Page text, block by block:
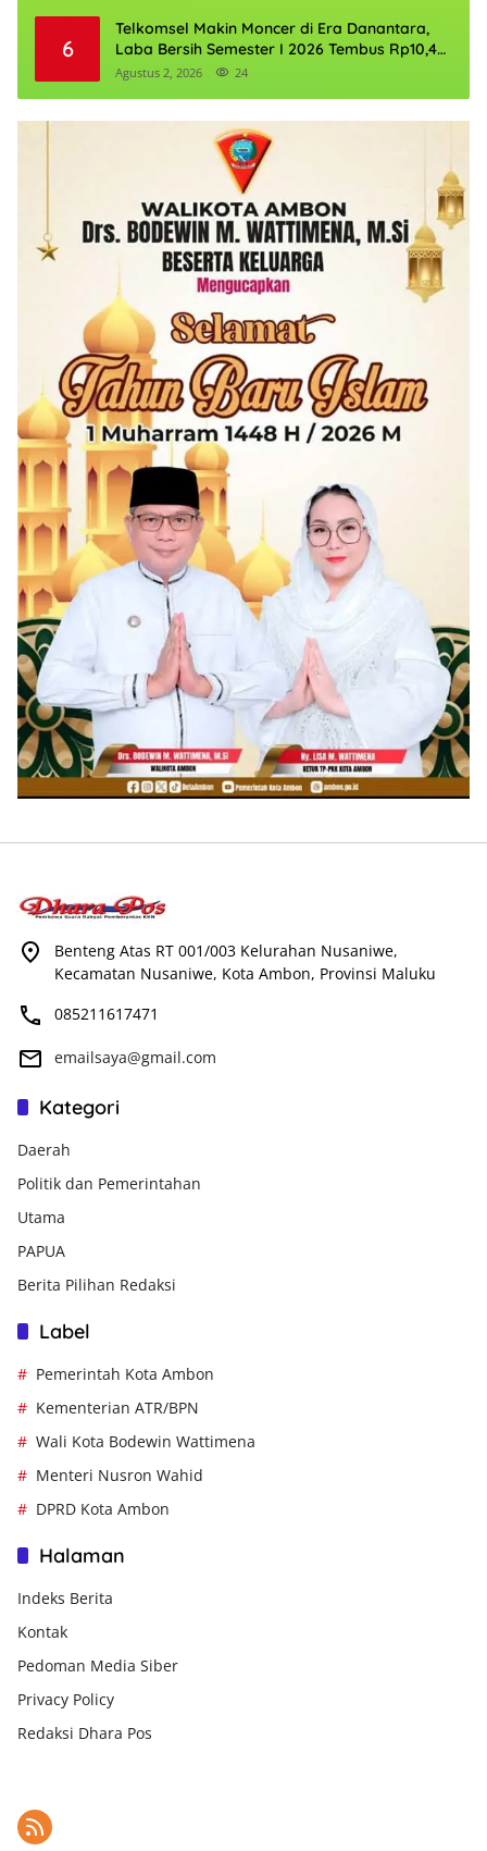
6
Telkomsel Makin Moncer di Era Danantara,
Laba Bersih Semester I 2026 Tembus Rp10,4
Triliun
Agustus 2, 2026 24
Benteng Atas RT 001/003 Kelurahan Nusaniwe,
Kecamatan Nusaniwe, Kota Ambon, Provinsi Maluku
085211617471
emailsaya@gmail.com
Kategori
Daerah
Politik dan Pemerintahan
Utama
PAPUA
Berita Pilihan Redaksi
Label
Pemerintah Kota Ambon
Kementerian ATR/BPN
Wali Kota Bodewin Wattimena
Menteri Nusron Wahid
DPRD Kota Ambon
Halaman
Indeks Berita
Kontak
Pedoman Media Siber
Privacy Policy
Redaksi Dhara Pos